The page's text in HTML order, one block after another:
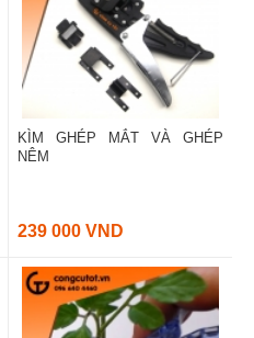
KÌM GHÉP MẮT VÀ GHÉP
NÊM
239 000 VND